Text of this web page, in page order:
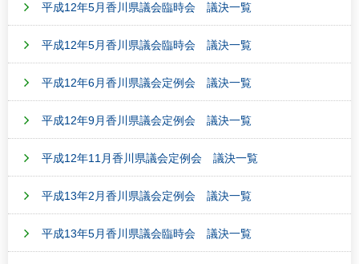
平成12年5月香川県議会臨時会 議決一覧
平成12年5月香川県議会臨時会 議決一覧
平成12年6月香川県議会定例会 議決一覧
平成12年9月香川県議会定例会 議決一覧
平成12年11月香川県議会定例会 議決一覧
平成13年2月香川県議会定例会 議決一覧
平成13年5月香川県議会臨時会 議決一覧